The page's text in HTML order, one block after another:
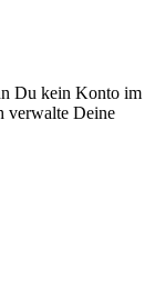
Du kein Konto im
verwalte Deine